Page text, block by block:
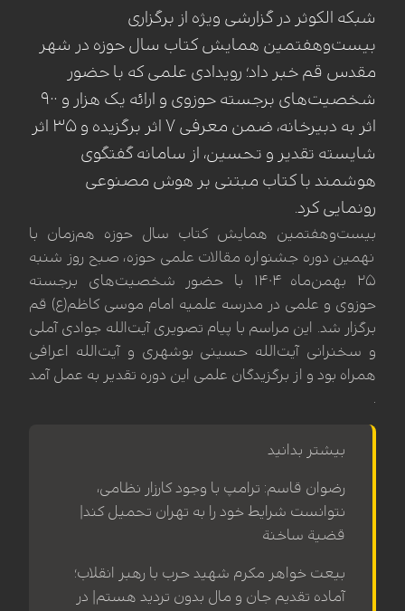
شبکه الکوثر در گزارشی ویژه از برگزاری
بیست‌وهفتمین همایش کتاب سال حوزه در شهر
مقدس قم خبر داد؛ رویدادی علمی که با حضور
شخصیت‌های برجسته حوزوی و ارائه یک هزار و ۹۰۰
اثر به دبیرخانه، ضمن معرفی ۷ اثر برگزیده و ۳۵ اثر
شایسته تقدیر و تحسین، از سامانه گفتگوی
هوشمند با کتاب مبتنی بر هوش مصنوعی
رونمایی کرد.
بیست‌وهفتمین همایش کتاب سال حوزه هم‌زمان با
نهمین دوره جشنواره مقالات علمی حوزه، صبح روز شنبه
۲۵ بهمن‌ماه ۱۴۰۴ با حضور شخصیت‌های برجسته
حوزوی و علمی در مدرسه علمیه امام موسی کاظم(ع) قم
برگزار شد. این مراسم با پیام تصویری آیت‌الله جوادی آملی
و سخنرانی آیت‌الله حسینی بوشهری و آیت‌الله اعرافی
همراه بود و از برگزیدگان علمی این دوره تقدیر به عمل آمد
بیشتر بدانید
رضوان قاسم: ترامپ با وجود کارزار نظامی،
نتوانست شرایط خود را به تهران تحمیل کند|
قضیة ساخنة
بیعت خواهر مکرم شهید حرب با رهبر انقلاب؛
آماده تقدیم جان و مال بدون تردید هستم| در